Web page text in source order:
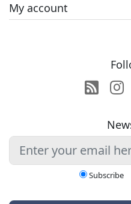
My account
RSS
Subscribe